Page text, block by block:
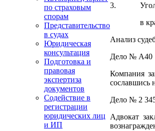
по страховым
спорам
Представительство
в судах
Юридическая
консультация
Подготовка и
правовая
экспертиза
документов
Содействие в
регистрации
юридических лиц
и ИП
3.
в крайних
Анализ
Дело № А40
Компания
сославшись
Дело № 2
Адвокат